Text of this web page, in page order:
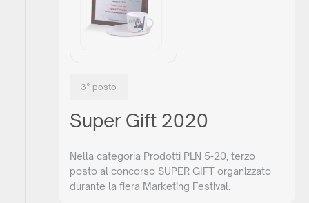
3° posto
Super Gift 2020
Nella categoria Prodotti PLN 5-20, terzo
posto al concorso SUPER GIFT organizzato
durante la fiera Marketing Festival.